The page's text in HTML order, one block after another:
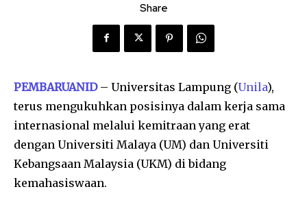
Share
PEMBARUANID– Universitas Lampung (Unila),
terus mengukuhkan posisinya dalam kerja sama
internasional melalui kemitraan yang erat
dengan Universiti Malaya (UM) dan Universiti
Kebangsaan Malaysia (UKM) di bidang
kemahasiswaan.